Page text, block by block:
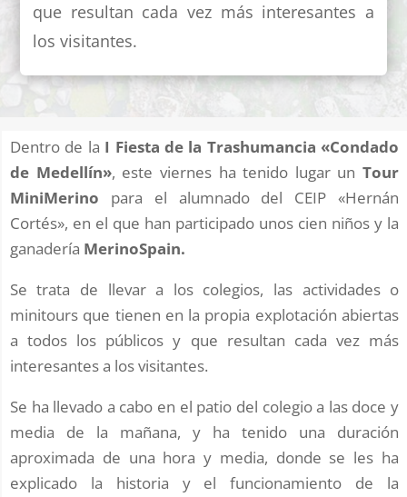
que resultan cada vez más interesantes a
los visitantes.
Dentro de la I Fiesta de la Trashumancia «Condado
de Medellín», este viernes ha tenido lugar unTour
MiniMerino para el alumnado del CEIP «Hernán
Cortés», en el que han participado unos cien niños y la
ganadería MerinoSpain.
Se trata de llevar a los colegios, las actividades o
minitours que tienen en la propia explotación abiertas
a todos los públicos y que resultan cada vez más
interesantes a los visitantes.
Se ha llevado a cabo en el patio del colegio a las doce y
media de la mañana, y ha tenido una duración
aproximada de una hora y media, donde se les ha
explicado la historia y el funcionamiento de la